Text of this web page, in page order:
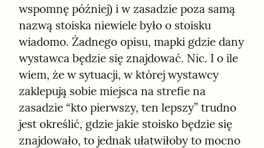
wspomnę później) i w zasadzie poza samą
nazwą stoiska niewiele było o stoisku
wiadomo. Żadnego opisu, mapki gdzie dany
wystawca będzie się znajdować. Nic. I o ile
wiem, że w sytuacji, w której wystawcy
zaklepują sobie miejsca na strefie na
zasadzie “kto pierwszy, ten lepszy” trudno
jest określić, gdzie jakie stoisko będzie się
znajdowało, to jednak ułatwiłoby to mocno